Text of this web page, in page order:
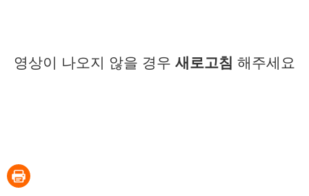
영상이 나오지 않을 경우 새로고침 해주세요